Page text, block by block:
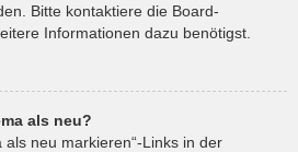
Bitte kontaktiere die Board-
Informationen dazu benötigst.
als neu?
als neu markieren“-Links in der